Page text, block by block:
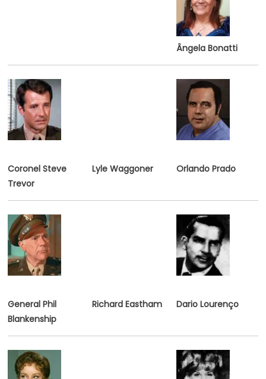
Ângela Bonatti
Coronel Steve
Trevor
Lyle Waggoner Orlando Prado
General Phil
Blankenship
Richard Eastham Dario Lourenço